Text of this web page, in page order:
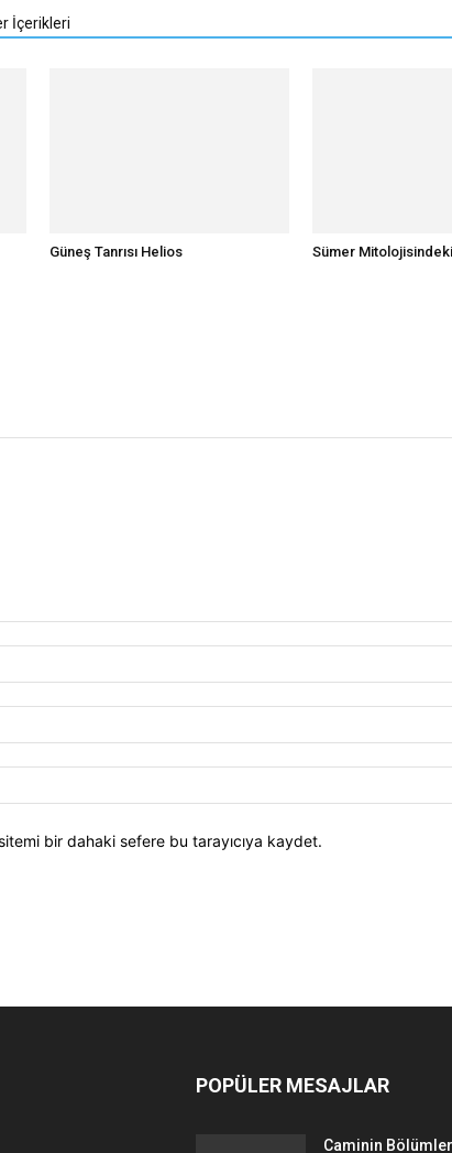
İçerikleri
Güneş Tanrısı Helios Sümer Mitolojisindeki
bir dahaki sefere bu tarayıcıya kaydet.
POPÜLER MESAJLAR
Caminin